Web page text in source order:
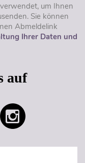
um Ihnen
Sie können
Abmeldelink
Ihrer Daten und
auf